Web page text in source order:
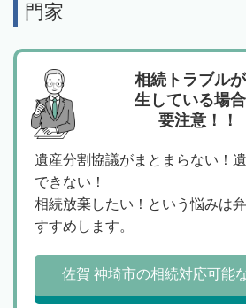
門家
相続トラブル
生している場
要注意！！
遺産分割協議がまとまらない！
できない！
相続放棄したい！という悩みは
すすめします。
佐賀 神埼市の相続対応可能